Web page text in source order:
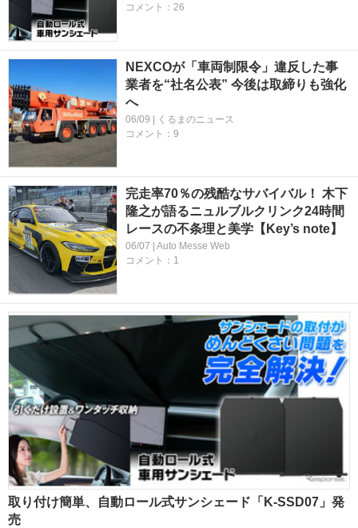
コメント：26
NEXCOが「車両制限令」違反した事
業者を“社名公表” 今後は取締りも強化
へ
06/09 | くるまのニュース
コメント：9
完走率70％の残酷なサバイバル！ 木下
隆之が語るニュルブルクリンク24時間
レースの不条理と美学【Key’s note】
06/07 | Auto Messe Web
コメント：1
取り付け簡単、自動ロール式サンシェード「K-SSD07」発
売